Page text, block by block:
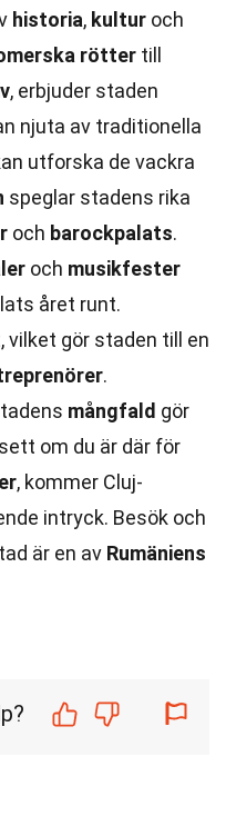
historia, kultur och
rötter till
, erbjuder staden
njuta av traditionella
utforska de vackra
speglar stadens rika
och barockpalats.
och musikfester
året runt.
vilket gör staden till en
.
mångfald gör
om du är där för
, kommer Cluj-
intryck. Besök och
är en av Rumäniens